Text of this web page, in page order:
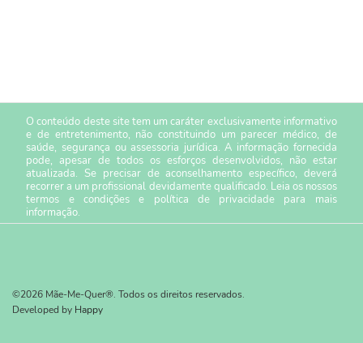
O conteúdo deste site tem um caráter exclusivamente informativo
e de entretenimento, não constituindo um parecer médico, de
saúde, segurança ou assessoria jurídica. A informação fornecida
pode, apesar de todos os esforços desenvolvidos, não estar
atualizada. Se precisar de aconselhamento específico, deverá
recorrer a um profissional devidamente qualificado. Leia os nossos
termos e condiçõese política de privacidade para mais
informação.
©2026 Mãe-Me-Quer®. Todos os direitos reservados.
Developed by Happy